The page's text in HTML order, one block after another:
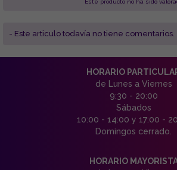
Este producto no ha sido
- Este articulo todavía no tiene comentarios.
HORARIO
de Lunes a Viernes
9:30 - 20:00
Sábados
10:00 - 14:00 y 17:00 -
Domingos cerrado.
HORARIO